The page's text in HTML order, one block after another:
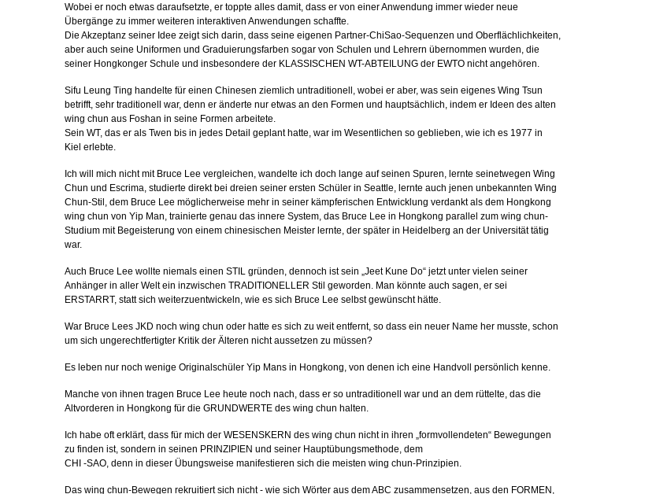
Wobei er noch etwas daraufsetzte, er toppte alles damit, dass er von einer Anwendung immer wieder neue
Übergänge zu immer weiteren interaktiven Anwendungen schaffte.
Die Akzeptanz seiner Idee zeigt sich darin, dass seine eigenen Partner-ChiSao-Sequenzen und Oberflächlichkeiten,
aber auch seine Uniformen und Graduierungsfarben sogar von Schulen und Lehrern übernommen wurden, die
seiner Hongkonger Schule und insbesondere der KLASSISCHEN WT-ABTEILUNG der EWTO nicht angehören.
Sifu Leung Ting handelte für einen Chinesen ziemlich untraditionell, wobei er aber, was sein eigenes Wing Tsun
betrifft, sehr traditionell war, denn er änderte nur etwas an den Formen und hauptsächlich, indem er Ideen des alten
wing chun aus Foshan in seine Formen arbeitete.
Sein WT, das er als Twen bis in jedes Detail geplant hatte, war im Wesentlichen so geblieben, wie ich es 1977 in
Kiel erlebte.
Ich will mich nicht mit Bruce Lee vergleichen, wandelte ich doch lange auf seinen Spuren, lernte seinetwegen Wing
Chun und Escrima, studierte direkt bei dreien seiner ersten Schüler in Seattle, lernte auch jenen unbekannten Wing
Chun-Stil, dem Bruce Lee möglicherweise mehr in seiner kämpferischen Entwicklung verdankt als dem Hongkong
wing chun von Yip Man, trainierte genau das innere System, das Bruce Lee in Hongkong parallel zum wing chun-
Studium mit Begeisterung von einem chinesischen Meister lernte, der später in Heidelberg an der Universität tätig
war.
Auch Bruce Lee wollte niemals einen STIL gründen, dennoch ist sein „Jeet Kune Do“ jetzt unter vielen seiner
Anhänger in aller Welt ein inzwischen TRADITIONELLER Stil geworden. Man könnte auch sagen, er sei
ERSTARRT, statt sich weiterzuentwickeln, wie es sich Bruce Lee selbst gewünscht hätte.
War Bruce Lees JKD noch wing chun oder hatte es sich zu weit entfernt, so dass ein neuer Name her musste, schon
um sich ungerechtfertigter Kritik der Älteren nicht aussetzen zu müssen?
Es leben nur noch wenige Originalschüler Yip Mans in Hongkong, von denen ich eine Handvoll persönlich kenne.
Manche von ihnen tragen Bruce Lee heute noch nach, dass er so untraditionell war und an dem rüttelte, das die
Altvorderen in Hongkong für die GRUNDWERTE des wing chun halten.
Ich habe oft erklärt, dass für mich der WESENSKERN des wing chun nicht in ihren „formvollendeten“ Bewegungen
zu finden ist, sondern in seinen PRINZIPIEN und seiner Hauptübungsmethode, dem
CHI -SAO, denn in dieser Übungsweise manifestieren sich die meisten wing chun-Prinzipien.
Das wing chun-Bewegen rekruitiert sich nicht - wie sich Wörter aus dem ABC zusammensetzen, aus den FORMEN,